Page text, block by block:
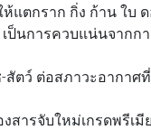
แตกราก กิ่ง ก้าน ใบ
ป็นการควบแน่นจากก
ตว์ ต่อสภาวะอากาศ
สารจับใหม่เกรดพรีเ